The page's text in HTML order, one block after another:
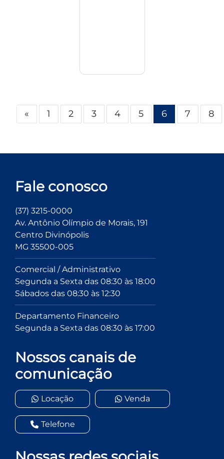
«Anterior
1 2 3 4 5 6 7 8
Fale conosco
(37) 3215-0000
Av. Antônio Olímpio de Morais, 191
Centro Divinópolis
MG 35500-005
Comercial / Administrativo
Segunda a Sexta das 08:30 às 18:00
Sábados das 08:30 às 12:30
Departamento Financeiro
Segunda a Sexta das 08:30 às 17:00
Nossos canais de
comunicação
Locação Venda
Telefone